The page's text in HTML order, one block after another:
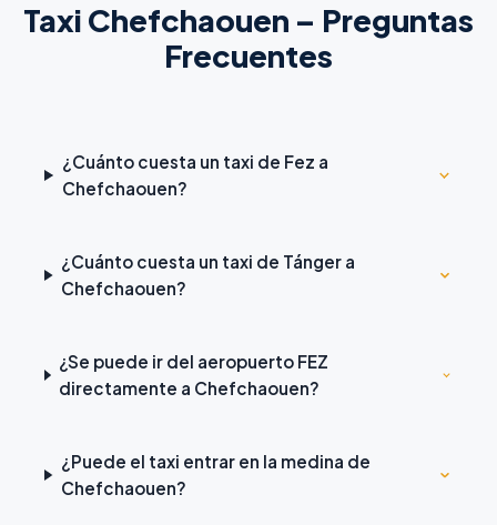
Taxi Chefchaouen – Preguntas
Frecuentes
¿Cuánto cuesta un taxi de Fez a
Chefchaouen?
¿Cuánto cuesta un taxi de Tánger a
Chefchaouen?
¿Se puede ir del aeropuerto FEZ
directamente a Chefchaouen?
¿Puede el taxi entrar en la medina de
Chefchaouen?